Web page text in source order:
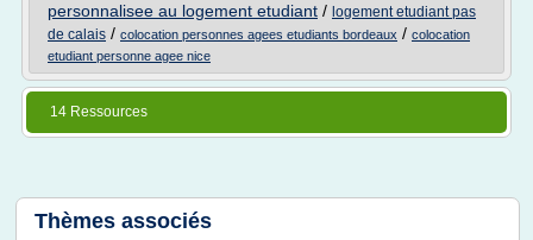
personnalisee au logement etudiant / logement etudiant pas
de calais / colocation personnes agees etudiants bordeaux / colocation
etudiant personne agee nice
14 Ressources
Thèmes associés